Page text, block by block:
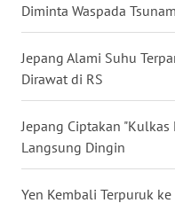
Diminta Waspada
Jepang Alami Suhu
Dirawat di RS
Jepang Ciptakan
Langsung Dingin
Yen Kembali Terpuruk
WN
WN